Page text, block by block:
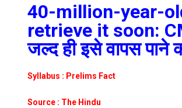
40-million-year-
retrieve it soon: CM
जल्द ही इसे वापस पाने
Syllabus : Prelims Fact
Source : The Hindu